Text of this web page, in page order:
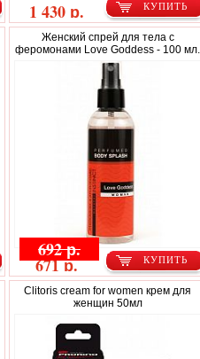
КУПИТЬ
1 430 р.
Женский спрей для тела с
феромонами Love Goddess - 100 мл.
КУПИТЬ
692 р.
671 р.
Clitoris cream for women крем для
женщин 50мл